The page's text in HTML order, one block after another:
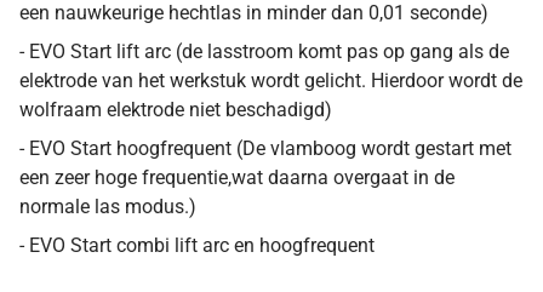
een nauwkeurige hechtlas in minder dan 0,01 seconde)
- EVO Start lift arc (de lasstroom komt pas op gang als de
elektrode van het werkstuk wordt gelicht. Hierdoor wordt de
wolfraam elektrode niet beschadigd)
- EVO Start hoogfrequent (De vlamboog wordt gestart met
een zeer hoge frequentie,wat daarna overgaat in de
normale las modus.)
- EVO Start combi lift arc en hoogfrequent